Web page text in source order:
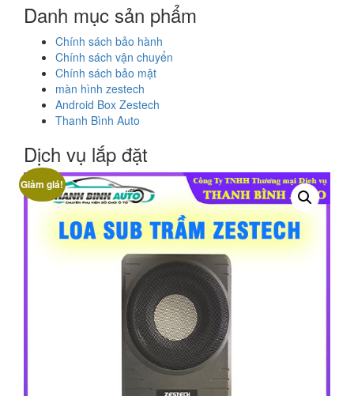
Danh mục sản phẩm
Chính sách bảo hành
Chính sách vận chuyển
Chính sách bảo mật
màn hình zestech
Android Box Zestech
Thanh Bình Auto
Dịch vụ lắp đặt
Giảm giá!